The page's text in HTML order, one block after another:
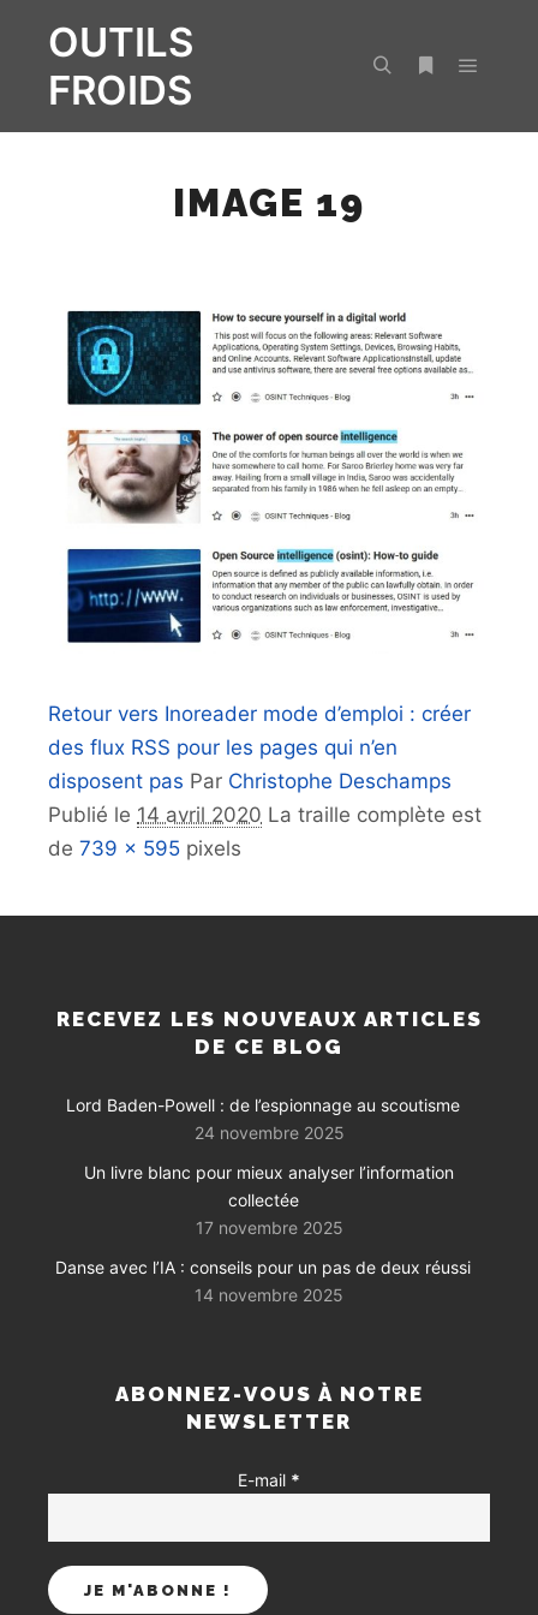
OUTILS
FROIDS
IMAGE 19
Retour vers Inoreader mode d’emploi : créer
des flux RSS pour les pages qui n’en
disposent pas Par Christophe Deschamps
Publié le 14 avril 2020 La traille complète est
de 739 × 595 pixels
RECEVEZ LES NOUVEAUX ARTICLES
DE CE BLOG
Lord Baden-Powell : de l’espionnage au scoutisme
24 novembre 2025
Un livre blanc pour mieux analyser l’information
collectée
17 novembre 2025
Danse avec l’IA : conseils pour un pas de deux réussi
14 novembre 2025
ABONNEZ-VOUS À NOTRE
NEWSLETTER
E-mail *